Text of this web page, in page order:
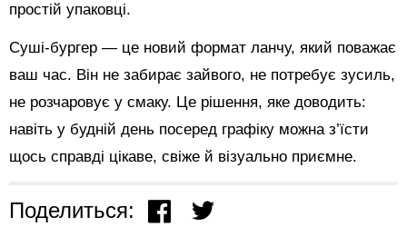
простій упаковці.
Суші-бургер — це новий формат ланчу, який поважає
ваш час. Він не забирає зайвого, не потребує зусиль,
не розчаровує у смаку. Це рішення, яке доводить:
навіть у будній день посеред графіку можна з’їсти
щось справді цікаве, свіже й візуально приємне.
Поделиться: